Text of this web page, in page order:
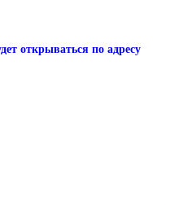
открываться по адресу